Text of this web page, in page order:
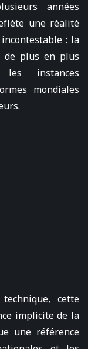
années
une réalité
: la
de plus en plus
instances
mondiales
cette
implicite de la
une référence